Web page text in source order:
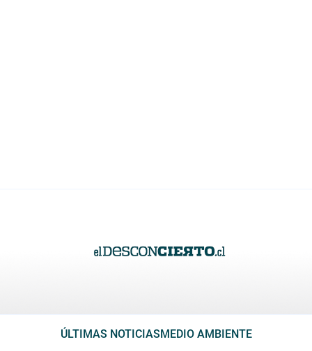
ÚLTIMAS NOTICIASMEDIO AMBIENTE